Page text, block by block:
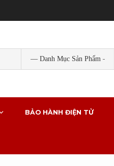
BẢO HÀNH ĐIỆN TỬ